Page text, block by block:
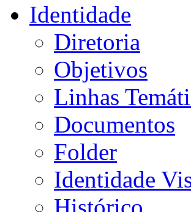
Identidade
Diretoria
Objetivos
Linhas
Documentos
Folder
Identidade
Histórico